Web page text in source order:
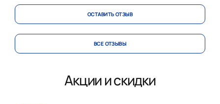
ОСТАВИТЬ ОТЗЫВ
ВСЕ ОТЗЫВЫ
Акции и скидки